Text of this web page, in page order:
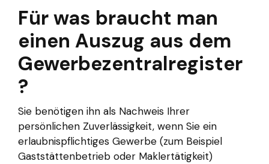
Für was braucht man
einen Auszug aus dem
Gewerbezentralregister
?
Sie benötigen ihn als Nachweis Ihrer
persönlichen Zuverlässigkeit, wenn Sie ein
erlaubnispflichtiges Gewerbe (zum Beispiel
Gaststättenbetrieb oder Maklertätigkeit)